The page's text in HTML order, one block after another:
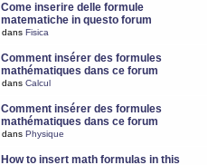
Come inserire delle formule
matematiche in questo forum
dans Fisica
Comment insérer des formules
mathématiques dans ce forum
dans Calcul
Comment insérer des formules
mathématiques dans ce forum
dans Physique
How to insert math formulas in this